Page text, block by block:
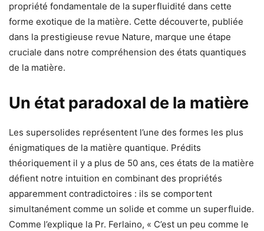
propriété fondamentale de la superfluidité dans cette
forme exotique de la matière. Cette découverte, publiée
dans la prestigieuse revue Nature, marque une étape
cruciale dans notre compréhension des états quantiques
de la matière.
Un état paradoxal de la matière
Les supersolides représentent l’une des formes les plus
énigmatiques de la matière quantique. Prédits
théoriquement il y a plus de 50 ans, ces états de la matière
défient notre intuition en combinant des propriétés
apparemment contradictoires : ils se comportent
simultanément comme un solide et comme un superfluide.
Comme l’explique la Pr. Ferlaino, « C’est un peu comme le